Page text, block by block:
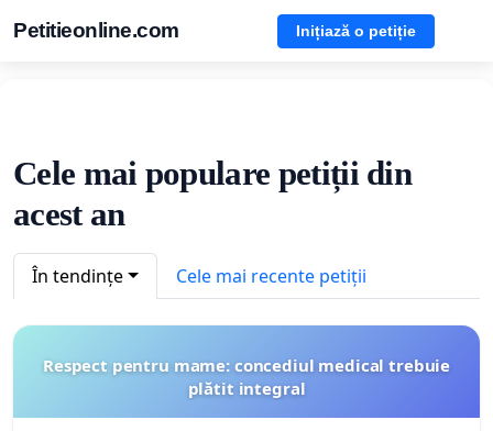
Petitieonline.com Inițiază o petiție
Cele mai populare petiții din
acest an
În tendințe Cele mai recente petiții
Respect pentru mame: concediul medical trebuie
plătit integral